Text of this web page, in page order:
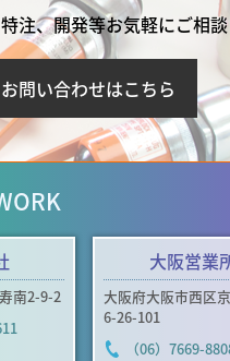
注、開発等お気軽にご相
お問い合わせはこちら
南2-9-2
大阪営業
大阪府大阪市西区
6-26-101
（06）7669-